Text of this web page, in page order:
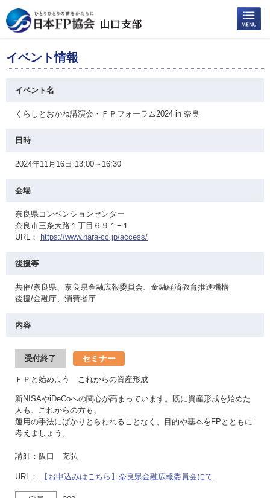
イベント情報
イベント名
くらしとおかね講演会・ＦＰフォーラム2024 in 奈良
日時
2024年11月16日 13:00～16:30
会場
奈良県コンベンションセンター
奈良市三条大路１丁目６９１−１
URL：
https://www.nara-cc.jp/access/
後援等
共催/奈良県、奈良県金融広報委員会、金融経済教育推進機構
後援/金融庁、消費者庁
内容
受付終了 セミナー
ＦＰと始めよう これからの資産形成
新NISAやiDeCoへの関心が高まっています。既に資産形成を始めた
人も、これからの方も、
運用の手法にばかりとらわれることなく、目的や基本をFPとともに
考えましょう。
講師：阪口 充弘
URL： 【お申込みはこちら】奈良県金融広報委員会にて